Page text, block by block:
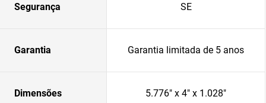
Segurança SE
Garantia Garantia limitada de 5 anos
Dimensões 5.776" x 4" x 1.028"